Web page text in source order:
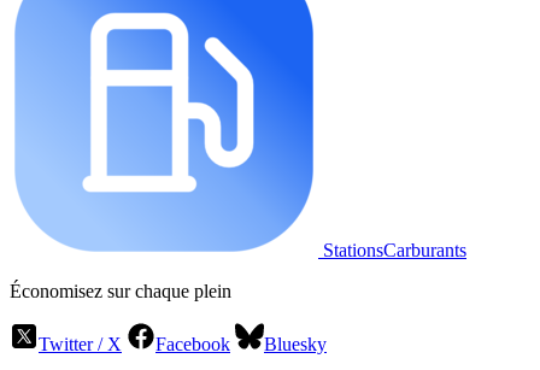
StationsCarburants
Économisez sur chaque plein
Twitter / X Facebook Bluesky